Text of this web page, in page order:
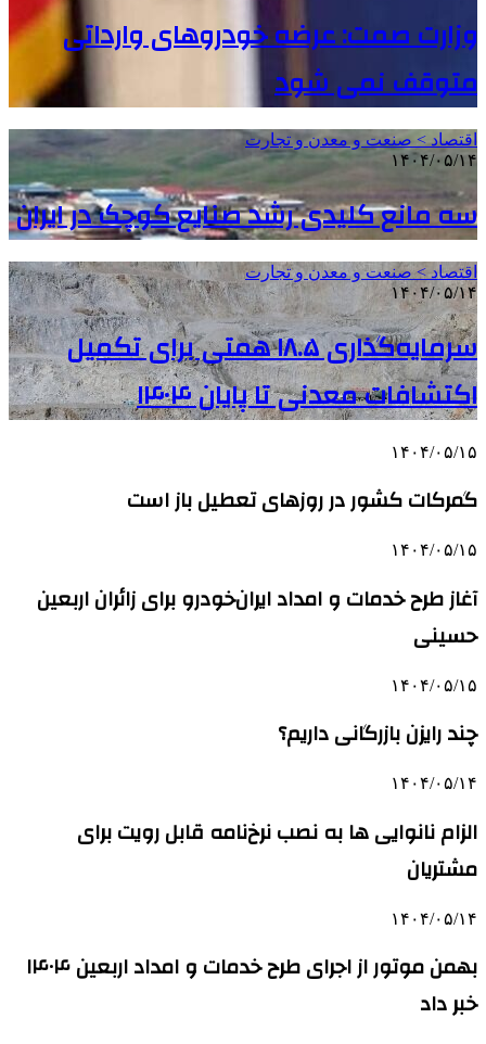
وزارت صمت: عرضه خودروهای وارداتی
متوقف نمی شود
اقتصاد > صنعت و معدن و تجارت
۱۴۰۴/۰۵/۱۴
سه مانع کلیدی رشد صنایع کوچک در ایران
اقتصاد > صنعت و معدن و تجارت
۱۴۰۴/۰۵/۱۴
سرمایه‌گذاری ۱۸.۵ همتی برای تکمیل
اکتشافات معدنی تا پایان ۱۴۰۴
۱۴۰۴/۰۵/۱۵
گمرکات کشور در روزهای تعطیل باز است
۱۴۰۴/۰۵/۱۵
آغاز طرح خدمات و امداد ایران‌خودرو برای زائران اربعین
حسینی
۱۴۰۴/۰۵/۱۵
چند رایزن بازرگانی داریم؟
۱۴۰۴/۰۵/۱۴
الزام نانوایی ها به نصب نرخ‌نامه قابل رویت برای
مشتریان
۱۴۰۴/۰۵/۱۴
بهمن موتور از اجرای طرح خدمات و امداد اربعین ۱۴۰۴
خبر داد